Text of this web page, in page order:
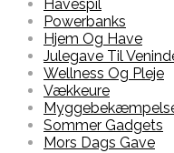
Havespil
Powerbanks
Hjem Og Have
Julegave Til
Wellness Og Pleje
Vækkeure
Sommer Gadgets
Mors Dags Gave